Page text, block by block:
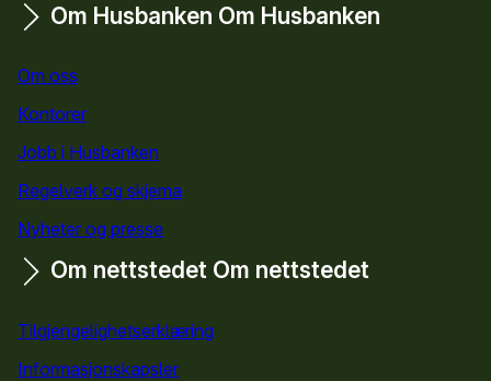
Om Husbanken Om Husbanken
Om oss
Kontorer
Jobb i Husbanken
Regelverk og skjema
Nyheter og presse
Om nettstedet Om nettstedet
Tilgjengelighetserklæring
Informasjonskapsler